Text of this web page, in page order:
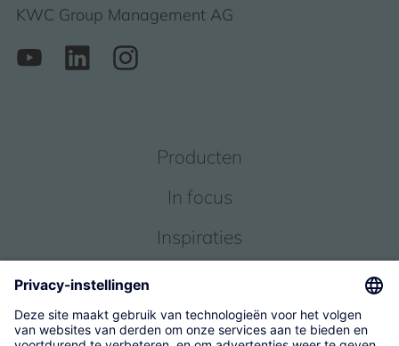
KWC Group Management AG
Producten
In focus
Inspiraties
Over ons